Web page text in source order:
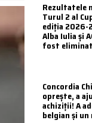
Rezultatele
Turul 2 al
ediția 2026-
Alba Iulia și
fost
Concordia
oprește, a
achiziții! A
belgian și